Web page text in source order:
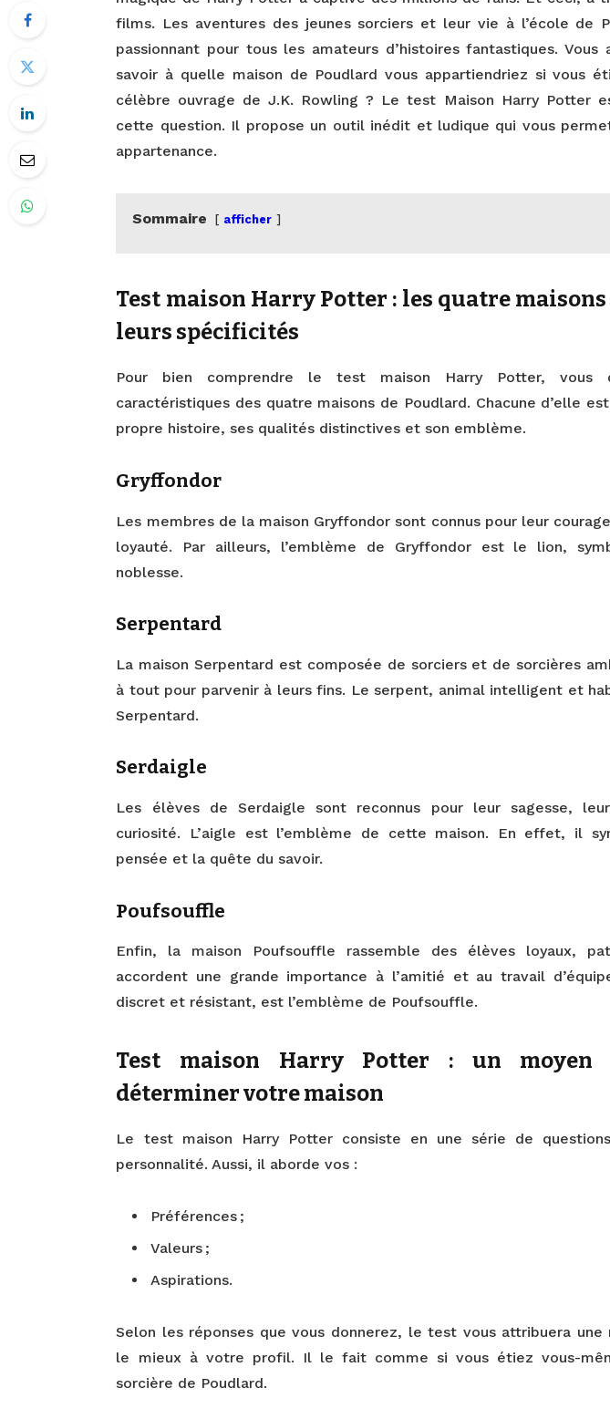
films. Les aventures des jeunes sorciers et leur vie à l’école de
passionnant pour tous les amateurs d’histoires fantastiques.
savoir à quelle maison de Poudlard vous appartiendriez si vous
célèbre ouvrage de J.K. Rowling ? Le test Maison Harry Potter
cette question. Il propose un outil inédit et ludique qui vous
appartenance.
Sommaire afficher
Test maison Harry Potter : les quatre
leurs spécificités
Pour bien comprendre le test maison Harry Potter, vous
caractéristiques des quatre maisons de Poudlard. Chacune d’elle
propre histoire, ses qualités distinctives et son emblème.
Gryffondor
Les membres de la maison Gryffondor sont connus pour leur
loyauté. Par ailleurs, l’emblème de Gryffondor est le lion,
noblesse.
Serpentard
La maison Serpentard est composée de sorciers et de sorcières
à tout pour parvenir à leurs fins. Le serpent, animal intelligent et
Serpentard.
Serdaigle
Les élèves de Serdaigle sont reconnus pour leur sagesse,
curiosité. L’aigle est l’emblème de cette maison. En effet, il
pensée et la quête du savoir.
Poufsouffle
Enfin, la maison Poufsouffle rassemble des élèves loyaux,
accordent une grande importance à l’amitié et au travail
discret et résistant, est l’emblème de Poufsouffle.
Test maison Harry Potter : un moyen
déterminer votre maison
Le test maison Harry Potter consiste en une série de
personnalité. Aussi, il aborde vos :
Préférences ;
Valeurs ;
Aspirations.
Selon les réponses que vous donnerez, le test vous attribuera une
le mieux à votre profil. Il le fait comme si vous étiez vous-
sorcière de Poudlard.